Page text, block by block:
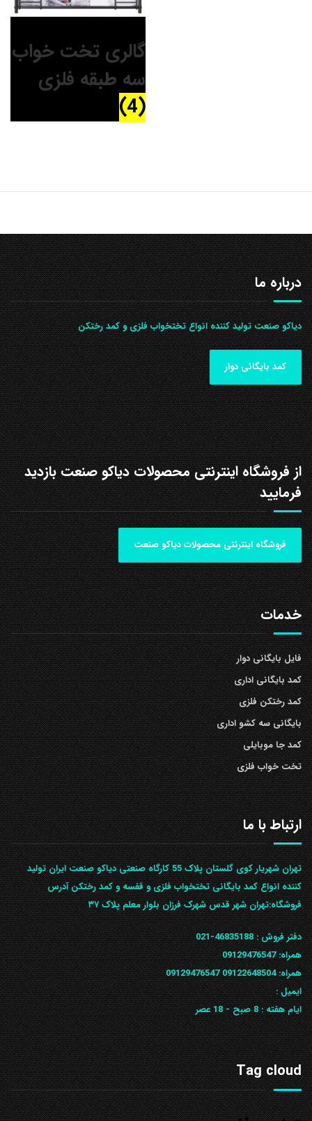
گالری تخت خواب
سه طبقه فلزی
(4)
درباره ما
دیاکو صنعت تولید کننده انواع تختخواب فلزی و کمد رختکن
کمد بایگانی دوار
از فروشگاه اینترنتی محصولات دیاکو صنعت بازدید
فرمایید
فروشگاه اینترنتی محصولات دیاکو صنعت
خدمات
فایل بایگانی دوار
کمد بایگانی اداری
کمد رختکن فلزی
بایگانی سه کشو اداری
کمد جا موبایلی
تخت خواب فلزی
ارتباط با ما
تهران شهریار کوی گلستان پلاک 55 کارگاه صنعتی دیاکو صنعت ایران تولید
کننده انواع کمد بایگانی تختخواب فلزی و قفسه و کمد رختکن آدرس
ف‍روشگاه:تهران شهر قدس شهرک فرزان بلوار معلم پلاک ۳۷
دفتر فروش :46835188-021
همراه:09129476547
همراه: 09122648504
09129476547
ایمیل :
ایام هفته :8 صبح - 18 عصر
Tag cloud